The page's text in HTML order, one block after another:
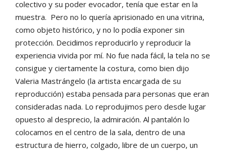
colectivo y su poder evocador, tenía que estar en la
muestra. Pero no lo quería aprisionado en una vitrina,
como objeto histórico, y no lo podía exponer sin
protección. Decidimos reproducirlo y reproducir la
experiencia vivida por mí. No fue nada fácil, la tela no se
consigue y ciertamente la costura, como bien dijo
Valeria Mastrángelo (la artista encargada de su
reproducción) estaba pensada para personas que eran
consideradas nada. Lo reprodujimos pero desde lugar
opuesto al desprecio, la admiración. Al pantalón lo
colocamos en el centro de la sala, dentro de una
estructura de hierro, colgado, libre de un cuerpo, un